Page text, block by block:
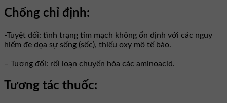
Chống chỉ định:
-Tuyệt đối: tình trạng tim mạch không ổn định với các nguy
hiểm đe dọa sự sống (sốc), thiếu oxy mô tế bào.
– Tương đối: rối loạn chuyển hóa các aminoacid.
Tương tác thuốc: